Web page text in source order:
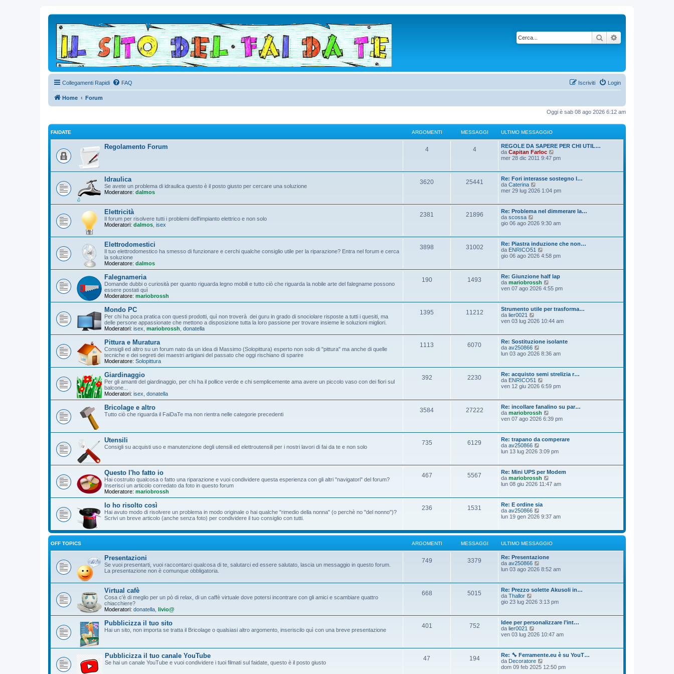
Cerca
Collegamenti Rapidi FAQ Login
Iscriviti
Home Forum
Oggi è sab 08 ago 2026 6:12 am
FAIDATE ARGOMENTI MESSAGGI ULTIMO MESSAGGIO
Regolamento Forum 4 4
REGOLE DA SAPERE PER CHI UTIL…
da Capitan Farloc
e
l
i
o
m
s
a
g
g
i
o
mer 28 dic 2011 9:47 pm
Idraulica
Se avete un problema di idraulica questo è il posto giusto per cercare una soluzione
Moderatore: dalmos
3620 25441
Re: Fori interasse sostegno l…
da Caterina
e
l
t
i
o
m
e
s
a
g
g
i
o
mer 29 lug 2026 1:04 pm
Elettricità
Il forum per risolvere tutti i problemi dell'impianto elettrico e non solo
Moderatori: dalmos isex
2381 21896
Re: Problema nel dimmerare la…
da scossa
e
l
t
i
o
m
e
s
a
g
g
i
o
gio 06 ago 2026 9:30 am
Elettrodomestici
Il tuo elettrodomestico ha smesso di funzionare e cerchi qualche consiglio utile per la riparazione? Entra nel forum e cerca
la soluzione
Moderatore: dalmos
3898 31002
Re: Piastra induzione che non…
da ENRICO51
e
l
t
i
o
m
s
a
g
g
i
o
gio 06 ago 2026 4:58 pm
Falegnameria
Domande dubbi o curiosità per quanto riguarda legno mobili e tutto ciò che riguarda la nobile arte del falegname possono
essere postati quì
Moderatore: mariobrossh
190 1493
Re: Giunzione half lap
da mariobrossh
e
l
t
i
o
m
s
a
g
g
i
o
ven 07 ago 2026 4:55 pm
Mondo PC
Per chi ha poca pratica con questi prodotti, quì non troverà dei guru in grado di snociolare risposte a tutti i quesiti, ma
delle persone appassionate che mettono a disposizione tutta la loro passione per trovare insieme le soluzioni migliori.
Moderatori: isex mariobrossh donatella
1395 11212
Strumento utile per trasforma…
da lier0021
e
u
l
t
i
o
m
e
s
a
g
g
i
o
ven 03 lug 2026 10:44 am
Pittura e Muratura
Consigli ed altro su un forum nato da un idea di Massimo (Solopittura) esperto non solo di "pittura" ma anche di quelle
tecniche e dei segreti dei maestri artigiani del passato che oggi rischiano di sparire
Moderatore: Solopittura
1113 6070
Re: Sostituzione isolante
da av250866
e
l
t
o
m
e
s
a
g
g
i
o
lun 03 ago 2026 8:36 am
Giardinaggio
Per gli amanti del giardinaggio, per chi ha il pollice verde e chi semplicemente ama avere un piccolo vaso con dei fiori sul
balcone...
Moderatori: isex donatella
392 2230
Re: acquisto semi strelizia r…
da ENRICO51
e
l
t
i
o
m
s
a
g
g
i
o
ven 12 giu 2026 6:59 pm
Bricolage e altro
Tutto ciò che riguarda il FaiDaTe ma non rientra nelle categorie precedenti
3584 27222
Re: incollare fanalino su par…
da mariobrossh
e
l
i
o
m
s
a
i
o
ven 07 ago 2026 6:39 pm
Utensili
Consigli su acquisti uso e manutenzione degli utensili ed elettroutensili per i nostri lavori di fai da te e non solo
735 6129
Re: trapano da comperare
da av250866
e
l
t
i
o
m
s
a
g
g
i
o
lun 13 lug 2026 3:09 pm
Questo l'ho fatto io
Hai costruito qualcosa o fatto una riparazione e vuoi condividere questa esperienza con gli altri "navigatori" del forum?
Inserisci un articolo corredato da foto in questo forum
Moderatore: mariobrossh
467 5567
Re: Mini UPS per Modem
da mariobrossh
e
t
i
o
m
e
s
g
o
lun 08 giu 2026 11:47 am
Io ho risolto così
Hai avuto modo di risolvere un problema in modo originale o hai qualche "rimedio della nonna" (o perchè no "del nonno")?
Scrivi un breve articolo (anche senza foto) per condividere il tuo consiglio con tutti.
236 1531
Re: E ordine sia
da av250866
e
u
t
i
m
m
s
s
g
o
lun 19 gen 2026 9:37 am
OFF TOPICS ARGOMENTI MESSAGGI ULTIMO MESSAGGIO
Presentazioni
Se vuoi presentarti, vuoi raccontarci qualcosa di te, salutarci ed essere salutato, lascia un messaggio in questo forum.
La presentazione non è comunque obbligatoria.
749 3379
Re: Presentazione
da av250866
e
l
t
i
o
m
s
a
g
g
i
o
lun 03 ago 2026 8:52 am
Virtual cafè
Cosa c'è di meglio per un pò di relax, di un caffè virtuale dove potersi incontrare con gli amici e scambiare quattro
chiacchiere?
Moderatori: donatella livio@
668 5015
Re: Prezzo solette Akusoli in…
da Thallor
e
l
t
i
o
m
e
s
gio 23 lug 2026 3:13 pm
Pubblicizza il tuo sito
Hai un sito, non importa se tratta il Bricolage o qualsiasi altro argomento, inseriscilo quì con una breve presentazione
401 752
Idee per personalizzare l’int…
da lier0021
e
l
t
i
ven 03 lug 2026 10:47 am
Pubblicizza il tuo canale YouTube
Se hai un canale YouTube e vuoi condividere i tuoi filmati sul faidate, questo è il posto giusto
47 194
Re: 🔧 Ferramente.eu è su YouT…
da Decoratore
e
dom 09 feb 2025 12:50 pm